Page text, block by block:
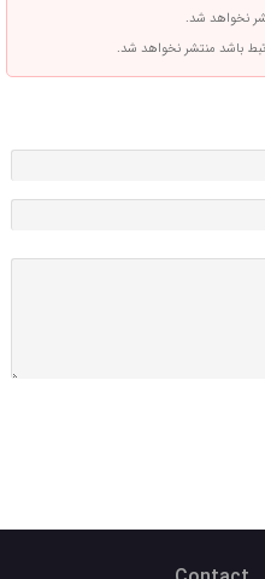
نخواهد شد.
باشد منتشر نخواهد شد.